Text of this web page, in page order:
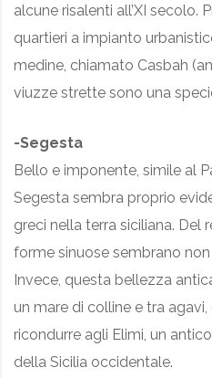
alcune risalenti all’XI secolo.
quartieri a impianto
medine, chiamato Casbah
viuzze strette sono una
-Segesta
Bello e imponente, simile al
Segesta sembra proprio
greci nella terra siciliana. Del
forme sinuose sembrano
Invece, questa bellezza
un mare di colline e tra
ricondurre agli Elimi, un
della Sicilia occidentale.